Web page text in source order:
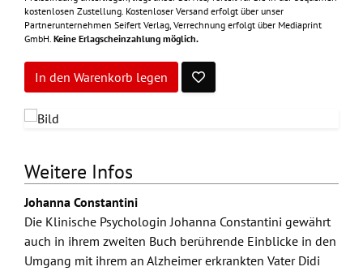
kostenlosen Zustellung. Kostenloser Versand erfolgt über unser
Partnerunternehmen Seifert Verlag, Verrechnung erfolgt über Mediaprint
GmbH. Keine Erlagscheinzahlung möglich.
In den Warenkorb legen
Weitere Infos
Johanna Constantini
Die Klinische Psychologin Johanna Constantini gewährt
auch in ihrem zweiten Buch berührende Einblicke in den
Umgang mit ihrem an Alzheimer erkrankten Vater Didi